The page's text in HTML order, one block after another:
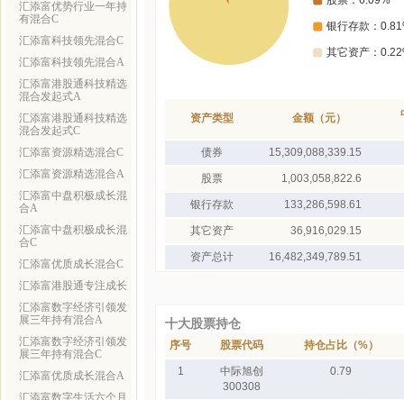
汇添富优势行业一年持
有混合C
汇添富科技领先混合C
汇添富科技领先混合A
汇添富港股通科技精选
混合发起式A
汇添富港股通科技精选
混合发起式C
汇添富资源精选混合C
汇添富资源精选混合A
汇添富中盘积极成长混
合A
汇添富中盘积极成长混
合C
汇添富优质成长混合C
汇添富港股通专注成长
汇添富数字经济引领发
展三年持有混合A
汇添富数字经济引领发
展三年持有混合C
汇添富优质成长混合A
汇添富数字生活六个月
资产类型 金额（元）
债券 15,309,088,339.15
股票 1,003,058,822.6
银行存款 133,286,598.61
其它资产 36,916,029.15
资产总计 16,482,349,789.51
十大股票持仓
序号 股票代码 持仓占比（%）
1
中际旭创
300308
0.79